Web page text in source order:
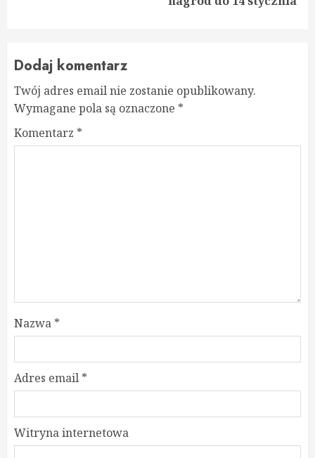
Dodaj komentarz
Twój adres email nie zostanie opublikowany.
Wymagane pola są oznaczone *
Komentarz *
Nazwa *
Adres email *
Witryna internetowa